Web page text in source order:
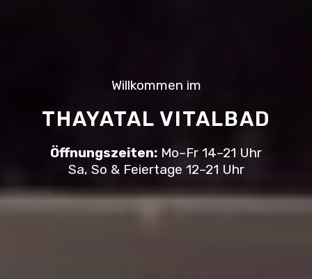
Willkommen im
THAYATAL VITALBAD
Öffnungszeiten: Mo–Fr 14–21 Uhr
Sa, So & Feiertage 12–21 Uhr